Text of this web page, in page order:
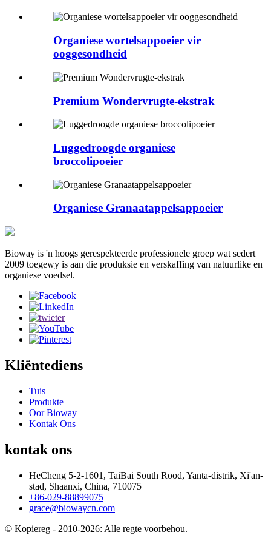
Organiese wortelsappoeier vir
ooggesondheid
Premium Wondervrugte-ekstrak
Luggedroogde organiese
broccolipoeier
Organiese Granaatappelsappoeier
Bioway is 'n hoogs gerespekteerde professionele groep wat sedert
2009 toegewy is aan die produksie en verskaffing van natuurlike en
organiese voedsel.
Kliëntediens
Tuis
Produkte
Oor Bioway
Kontak Ons
kontak ons
HeCheng 5-2-1601, TaiBai South Rood, Yanta-distrik, Xi'an-
stad, Shaanxi, China, 710075
+86-029-88899075
grace@biowaycn.com
© Kopiereg - 2010-2026: Alle regte voorbehou.